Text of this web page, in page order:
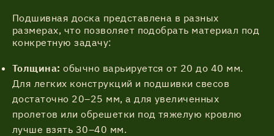
Подшивная доска представлена в разных
размерах, что позволяет подобрать материал под
конкретную задачу:
Толщина: обычно варьируется от 20 до 40 мм.
Для легких конструкций и подшивки свесов
достаточно 20–25 мм, а для увеличенных
пролетов или обрешетки под тяжелую кровлю
лучше взять 30–40 мм.